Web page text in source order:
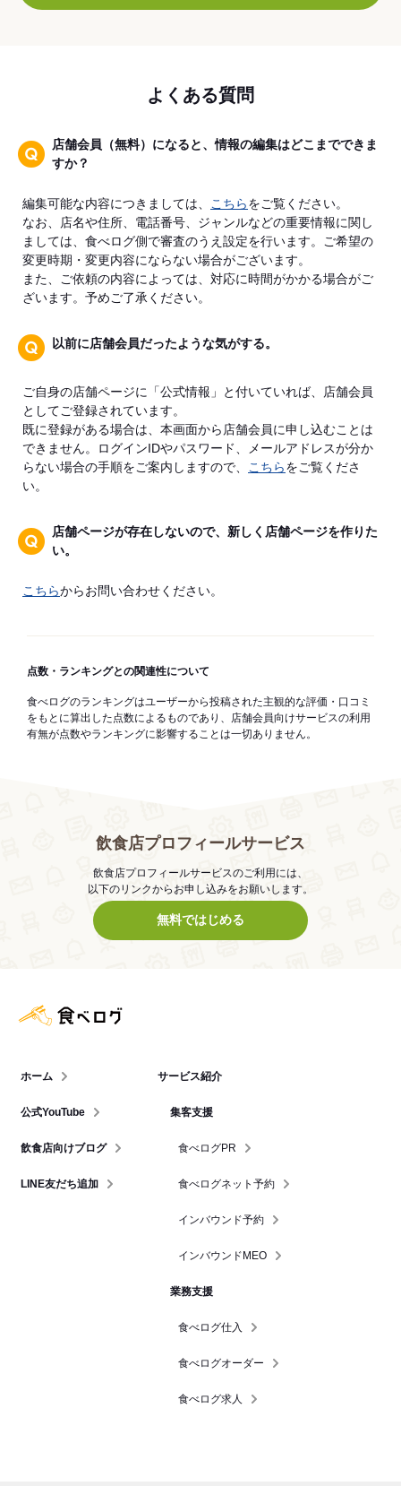
よくある質問
店舗会員（無料）になると、情報の編集はどこまでできま
すか？
編集可能な内容につきましては、 こちらをご覧ください。
なお、店名や住所、電話番号、ジャンルなどの重要情報に関し
ましては、食べログ側で審査のうえ設定を行います。ご希望の
変更時期・変更内容にならない場合がございます。
また、ご依頼の内容によっては、対応に時間がかかる場合がご
ざいます。予めご了承ください。
以前に店舗会員だったような気がする。
ご自身の店舗ページに「公式情報」と付いていれば、店舗会員
としてご登録されています。
既に登録がある場合は、本画面から店舗会員に申し込むことは
できません。ログインIDやパスワード、メールアドレスが分か
らない場合の手順をご案内しますので、
こちらをご覧くださ
い。
店舗ページが存在しないので、新しく店舗ページを作りた
い。
こちらからお問い合わせください。
点数・ランキングとの関連性について
食べログのランキングはユーザーから投稿された主観的な評価・口コミ
をもとに算出した点数によるものであり、店舗会員向けサービスの利用
有無が点数やランキングに影響することは一切ありません。
飲食店プロフィールサービス
飲食店プロフィールサービスのご利用には、
以下のリンクからお申し込みをお願いします。
無料ではじめる
ホーム
公式YouTube
飲食店向けブログ
LINE友だち追加
サービス紹介
集客支援
食べログPR
食べログネット予約
インバウンド予約
インバウンドMEO
業務支援
食べログ仕入
食べログオーダー
食べログ求人